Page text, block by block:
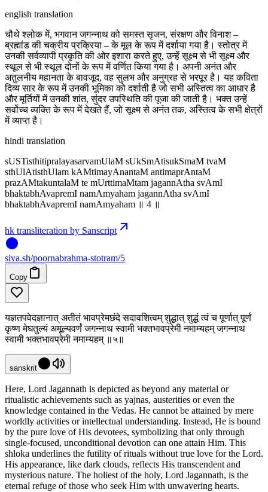
english translation
चौथे श्लोक में, भगवान जगन्नाथ को समस्त सृजन, संरक्षण और विनाश –
ब्रह्मांड की चक्रीय प्रक्रिया – के मूल के रूप में दर्शाया गया है। स्तोत्र में
उनकी सर्वव्यापी प्रकृति की ओर इशारा करते हुए, उन्हें सूक्ष्म से भी सूक्ष्म और
स्थूल से भी स्थूल दोनों के रूप में वर्णित किया गया है। अपनी अनंत और
अतुलनीय महानता के बावजूद, वह सुलभ और अनुग्रह से भरपूर है। यह कविता
दिव्य सार के रूप में उनकी भूमिका को दर्शाती है जो सभी अस्तित्व का आधार है
और मूर्तियों में उनकी शांत, सुंदर उपस्थिति की पूजा की जाती है। भक्त उन्हें
सर्वोच्च व्यक्ति के रूप में देखते हैं, जो सूक्ष्म से अनंत तक, अस्तित्व के सभी क्षेत्रों
में व्याप्त है।
hindi translation
sUSTisthitipralayasarvamUlaM sUkSmAtisukSmaM tvaM
sthUlAtisthUlam kAMtimayAnantaM antimaprAntaM
prazAMtakuntalaM te mUrttimaMtam jagannAtha svAmI
bhaktabhAvapremI namAmyaham jagannAtha svAmI
bhaktabhAvapremI namAmyaham ॥ 4 ॥
hk transliteration by Sanscript
siva.sh/poornabrahma-stotram/5
Copy
यज्ञतपवेदज्ञानात् अतीतं भावप्रेमछंदे सदावशित्वम् शुद्धात् शुद्धं त्वं च पूर्णात् पूर्णं
कृष्ण मेघतुल्यं अमूल्यवर्णं जगन्नाथ स्वामी भक्तभावप्रेमी नमाम्यहम् जगन्नाथ
स्वामी भक्तभावप्रेमी नमाम्यहम् ॥५॥
sanskrit
Here, Lord Jagannath is depicted as beyond any material or
ritualistic achievements such as yajnas, austerities or even the
knowledge contained in the Vedas. He cannot be attained by mere
worldly activities or intellectual understanding. Instead, He is bound
by the pure love of His devotees, symbolizing that only through
single-focused, unconditional devotion can one attain Him. This
shloka underlines the futility of rituals without true love for the Lord.
His appearance, like dark clouds, reflects His transcendent and
mysterious nature. The holiest of the holy, Lord Jagannath, is the
eternal refuge of those who seek Him with unwavering hearts.